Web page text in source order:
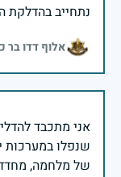
נתחייב בהדלקת
אלוף דדו
אני מתכבד
שנפלו במערכות
של מלחמה,